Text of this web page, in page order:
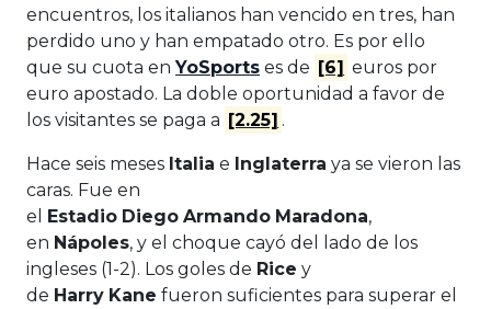
encuentros, los italianos han vencido en tres, han
perdido uno y han empatado otro. Es por ello
que su cuota enYoSports es de [6] euros por
euro apostado. La doble oportunidad a favor de
los visitantes se paga a [2.25] .
Hace seis meses Italia e Inglaterra ya se vieron las
caras. Fue en
el Estadio Diego Armando Maradona,
en Nápoles, y el choque cayó del lado de los
ingleses (1-2). Los goles de Rice y
de Harry Kane fueron suficientes para superar el